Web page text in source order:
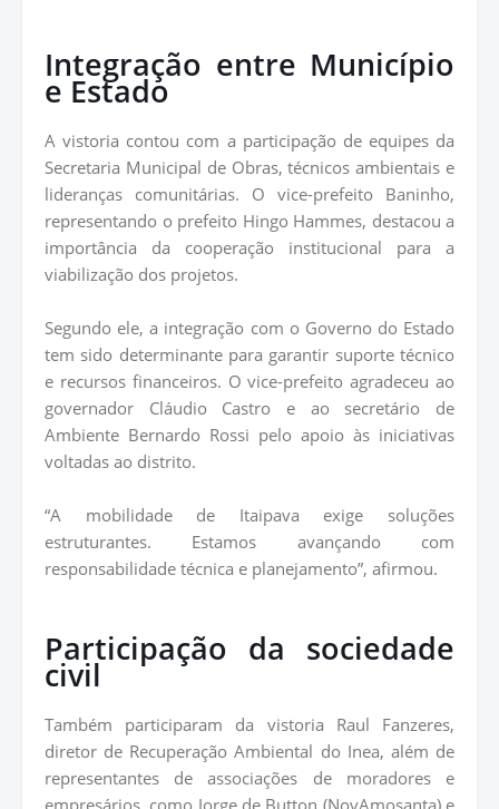
Integração entre Município
e Estado
A vistoria contou com a participação de equipes da
Secretaria Municipal de Obras, técnicos ambientais e
lideranças comunitárias. O vice-prefeito Baninho,
representando o prefeito Hingo Hammes, destacou a
importância da cooperação institucional para a
viabilização dos projetos.
Segundo ele, a integração com o Governo do Estado
tem sido determinante para garantir suporte técnico
e recursos financeiros. O vice-prefeito agradeceu ao
governador Cláudio Castro e ao secretário de
Ambiente Bernardo Rossi pelo apoio às iniciativas
voltadas ao distrito.
“A mobilidade de Itaipava exige soluções
estruturantes. Estamos avançando com
responsabilidade técnica e planejamento”, afirmou.
Participação da sociedade
civil
Também participaram da vistoria Raul Fanzeres,
diretor de Recuperação Ambiental do Inea, além de
representantes de associações de moradores e